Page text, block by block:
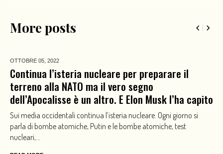
More posts
OTTOBRE 05, 2022
Continua l’isteria nucleare per preparare il
terreno alla NATO ma il vero segno
dell’Apocalisse è un altro. E Elon Musk l’ha capito
Sui media occidentali continua l’isteria nucleare. Ogni giorno si
parla di bombe atomiche, Putin e le bombe atomiche, test
nucleari,...